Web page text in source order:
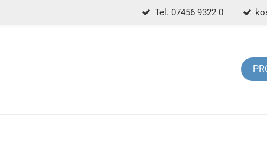
Tel. 07456 9322 0